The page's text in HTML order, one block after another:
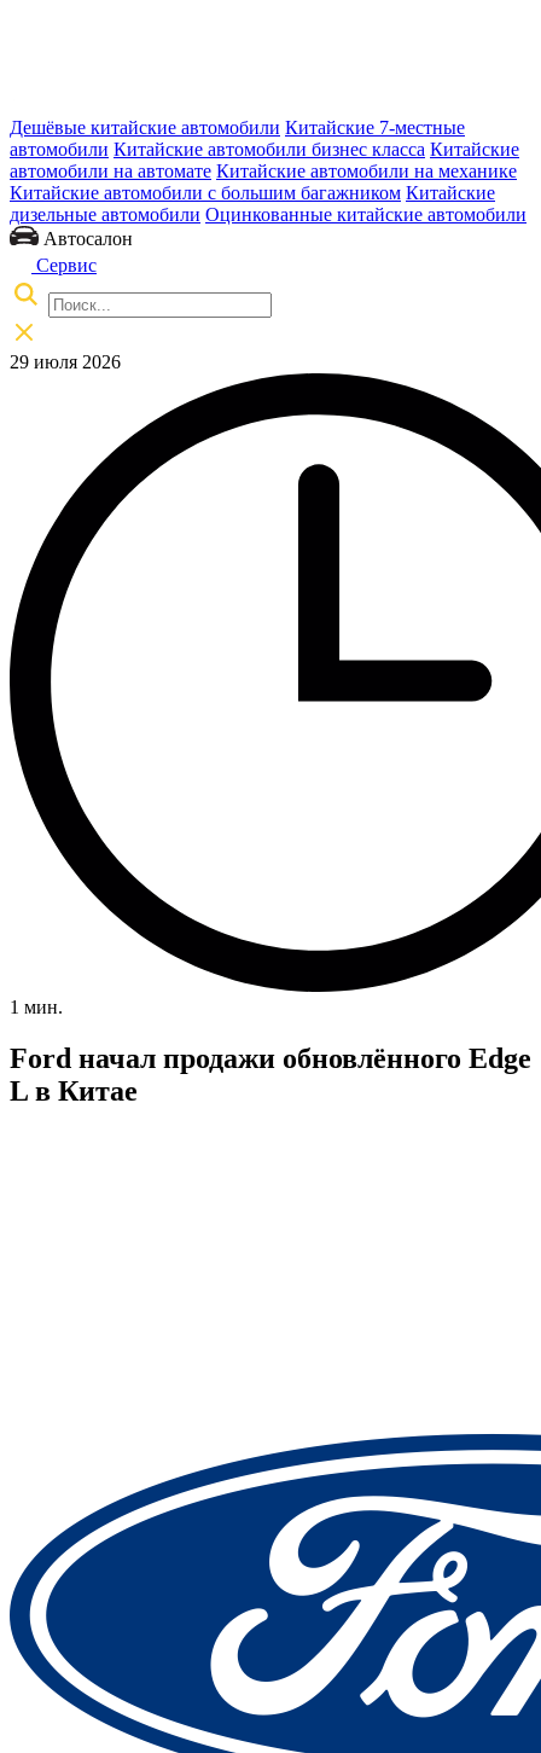
Дешёвые китайские автомобили Китайские 7-местные
автомобили Китайские автомобили бизнес класса Китайские
автомобили на автомате Китайские автомобили на механике
Китайские автомобили с большим багажником Китайские
дизельные автомобили Оцинкованные китайские автомобили
Автосалон
Сервис
29 июля 2026
1 мин.
Ford начал продажи обновлённого Edge
L в Китае